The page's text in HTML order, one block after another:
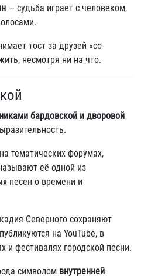
— судьба играет с человеком,
тост за друзей «со
несмотря ни на что.
бардовской и дворовой
тематических форумах,
её одной из
песен о времени и
Северного сохраняют
на YouTube, в
и фестивалях городской песни.
символом внутренней